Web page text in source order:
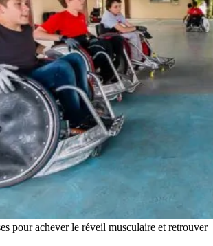
pour achever le réveil musculaire et retrouver